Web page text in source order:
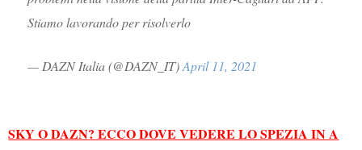
Stiamo lavorando per risolverlo
— DAZN Italia (@DAZN_IT)April 11, 2021
SKY O DAZN? ECCO DOVE VEDERE LO SPEZIA IN A